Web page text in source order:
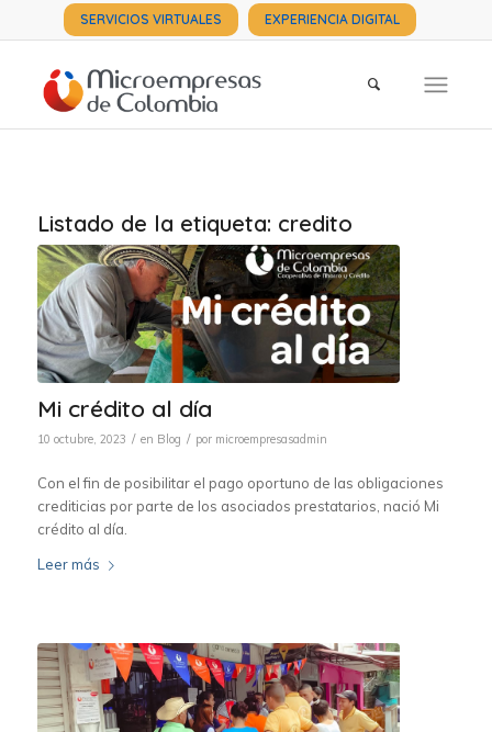
SERVICIOS VIRTUALES EXPERIENCIA DIGITAL
Listado de la etiqueta: credito
Mi crédito al día
10 octubre, 2023 / en Blog / por microempresasadmin
Con el fin de posibilitar el pago oportuno de las obligaciones
crediticias por parte de los asociados prestatarios, nació Mi
crédito al día.
Leer más